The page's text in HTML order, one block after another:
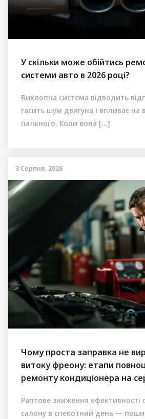
У скільки може обійтись
системи авто в 2026 році?
Вихлопна система відводить
гасить шум двигуна і впливає на
пального. Коли вона […]
3 Серпня, 2026
Чому проста заправка не
витоку фреону: етапи
ремонту кондиціонера на
Раптове зниження
салону в спекотний день —